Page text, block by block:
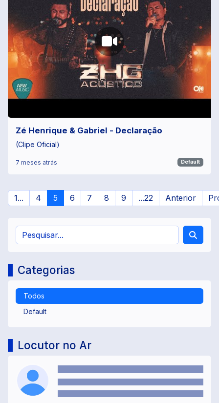
Zé Henrique & Gabriel - Declaração
(Clipe Oficial)
7 meses atrás Default
1... 4 5 6 7 8 9 ...22 Anterior
Categorias
Todos
Default
Locutor no Ar